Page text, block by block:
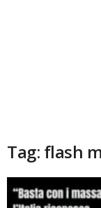
Tag: flash